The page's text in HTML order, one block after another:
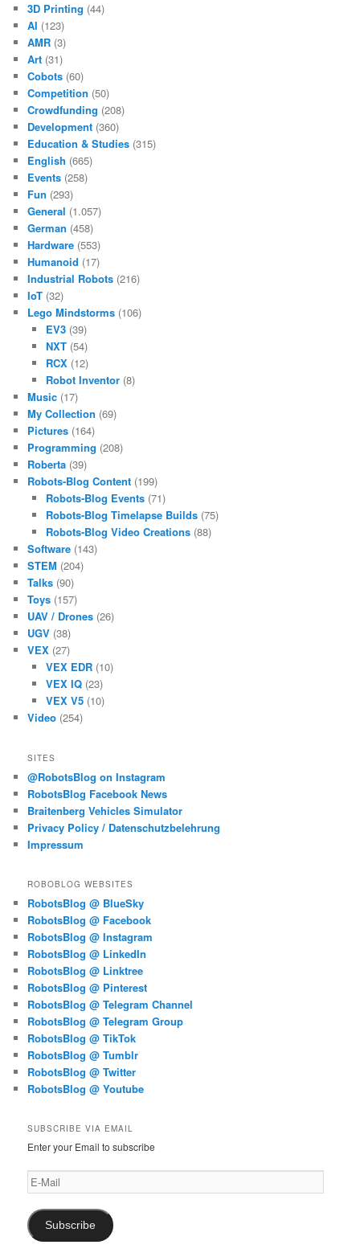
3D Printing (44)
AI (123)
AMR (3)
Art (31)
Cobots (60)
Competition (50)
Crowdfunding (208)
Development (360)
Education & Studies (315)
English (665)
Events (258)
Fun (293)
General (1.057)
German (458)
Hardware (553)
Humanoid (17)
Industrial Robots (216)
IoT (32)
Lego Mindstorms (106)
EV3(39)
NXT(54)
RCX(12)
Robot Inventor(8)
Music (17)
My Collection (69)
Pictures (164)
Programming (208)
Roberta (39)
Robots-Blog Content (199)
Robots-Blog Events(71)
Robots-Blog Timelapse Builds(75)
Robots-Blog Video Creations(88)
Software (143)
STEM (204)
Talks (90)
Toys (157)
UAV / Drones (26)
UGV (38)
VEX (27)
VEX EDR(10)
VEX IQ(23)
VEX V5(10)
Video (254)
SITES
@RobotsBlog on Instagram
RobotsBlog Facebook News
Braitenberg Vehicles Simulator
Privacy Policy / Datenschutzbelehrung
Impressum
ROBOBLOG WEBSITES
RobotsBlog @ BlueSky
RobotsBlog @ Facebook
RobotsBlog @ Instagram
RobotsBlog @ LinkedIn
RobotsBlog @ Linktree
RobotsBlog @ Pinterest
RobotsBlog @ Telegram Channel
RobotsBlog @ Telegram Group
RobotsBlog @ TikTok
RobotsBlog @ Tumblr
RobotsBlog @ Twitter
RobotsBlog @ Youtube
SUBSCRIBE VIA EMAIL
Enter your Email to subscribe
E-
Mail
Subscribe